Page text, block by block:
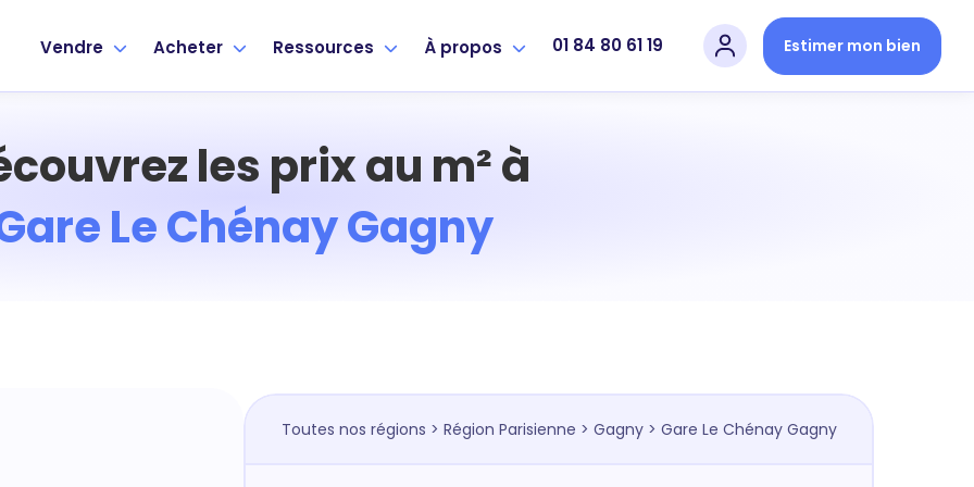
Vendre Acheter Ressources À propos 01 84 80 61 19 Estimer mon bien
les prix au m² à
Le Chénay Gagny
Toutes nos régions > Région Parisienne > Gagny> Gare Le Chénay Gagny